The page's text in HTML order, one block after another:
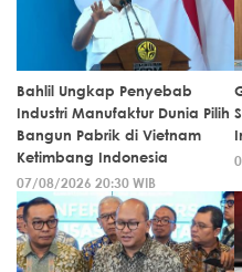
Bahlil Ungkap Penyebab
Industri Manufaktur Dunia Pilih
Bangun Pabrik di Vietnam
Ketimbang Indonesia
07/08/2026 20:30 WIB